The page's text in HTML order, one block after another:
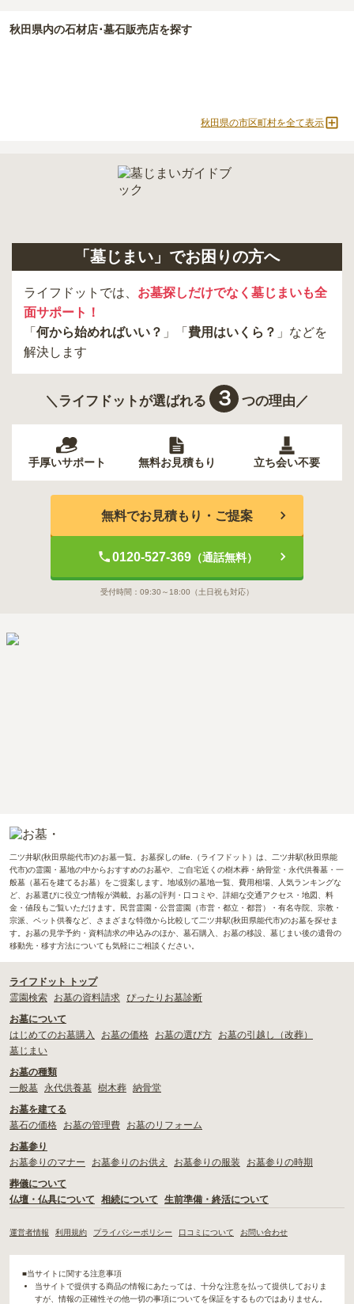
秋田県内の石材店･墓石販売店を探す
秋田県の市区町村を全て表示
「墓じまい」でお困りの方へ
ライフドットでは、 お墓探しだけでなく墓じまいも全
面サポート！
「 何から始めればいい？ 」「 費用はいくら？ 」などを
解決します
＼ライフドットが選ばれる ３ つの理由／
手厚いサポート 無料お見積もり 立ち会い不要
無料でお見積もり・ご提案
0120-527-369（通話無料）
受付時間： 09:30～18:00 （土日祝も対応）
二ツ井駅(秋田県能代市)のお墓一覧。お墓探しのlife.（ライフドット）は、二ツ井駅(秋田県能
代市)の霊園・墓地の中からおすすめのお墓や、ご自宅近くの樹木葬・納骨堂・永代供養墓・一
般墓（墓石を建てるお墓）をご提案します。地域別の墓地一覧、費用相場、人気ランキングな
ど、お墓選びに役立つ情報が満載。お墓の評判・口コミや、詳細な交通アクセス・地図、料
金・値段もご覧いただけます。民営霊園・公営霊園（市営・都立・都営）・有名寺院、宗教・
宗派、ペット供養など、さまざまな特徴から比較して二ツ井駅(秋田県能代市)のお墓を探せま
す。お墓の見学予約・資料請求の申込みのほか、墓石購入、お墓の移設、墓じまい後の遺骨の
移動先・移す方法についても気軽にご相談ください。
ライフドット トップ
霊園検索
お墓の資料請求 ぴったりお墓診断
お墓について
はじめてのお墓購入
お墓の価格 お墓の選び方
お墓の引越し（改葬）
墓じまい
お墓の種類
一般墓
永代供養墓 樹木葬 納骨堂
お墓を建てる
墓石の価格
お墓の管理費
お墓のリフォーム
お墓参り
お墓参りのマナー
お墓参りのお供え お墓参りの服装
お墓参りの時期
葬儀について
仏壇・仏具について
相続について 生前準備・終活について
運営者情報 利用規約 プライバシーポリシー 口コミについて お問い合わせ
■当サイトに関する注意事項
当サイトで提供する商品の情報にあたっては、十分な注意を払って提供しておりま
すが、情報の正確性その他一切の事項についてを保証をするものではありません。